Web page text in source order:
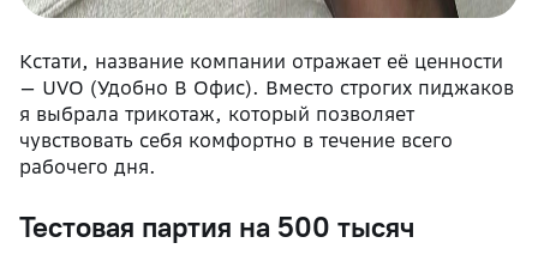
Кстати, название компании отражает её ценности
— UVO (Удобно В Oфис). Вместо строгих пиджаков
я выбрала трикотаж, который позволяет
чувствовать себя комфортно в течение всего
рабочего дня.
Тестовая партия на 500 тысяч